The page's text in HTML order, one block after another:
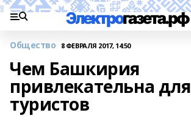
Общество 8 ФЕВРАЛЯ 2017, 14:50
Чем Башкирия
привлекательна для
туристов